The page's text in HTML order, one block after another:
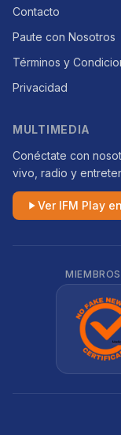
Contacto
Paute con Nosotros
Términos y
Privacidad
MULTIMEDIA
Conéctate con
vivo, radio y
Ver IFM Play